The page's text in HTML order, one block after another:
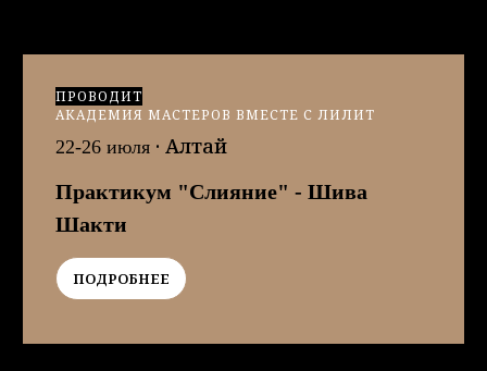
ПРОВОДИТ
АКАДЕМИЯ МАСТЕРОВ ВМЕСТЕ С ЛИЛИТ
22-26 июля · Алтай
Практикум "Слияние" - Шива
Шакти
ПОДРОБНЕЕ